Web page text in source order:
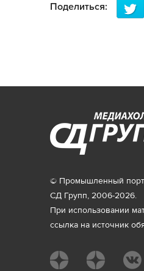
Поделиться:
© Промышленный
СД Групп, 2006-2026.
При использовании
ссылка на источник